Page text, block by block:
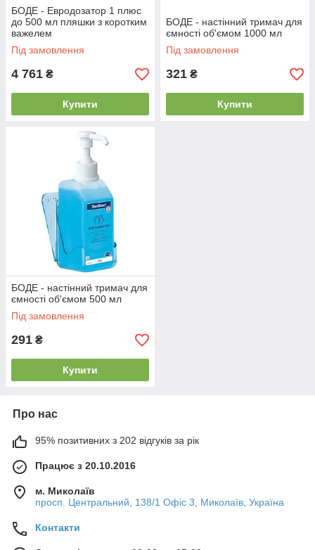
БОДЕ - Евродозатор 1 плюс
до 500 мл пляшки з коротким
важелем
Під замовлення
4 761 ₴
Купити
БОДЕ - настінний тримач для
ємності об'ємом 1000 мл
Під замовлення
321 ₴
Купити
БОДЕ - настінний тримач для
ємності об'ємом 500 мл
Під замовлення
291 ₴
Купити
Про нас
95% позитивних з 202 відгуків за рік
Працює з 20.10.2016
м. Миколаїв
просп. Центральний, 138/1 Офіс 3, Миколаїв, Україна
Контакти